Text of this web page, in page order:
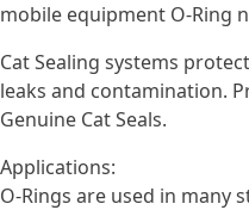
mobile equipment O-Ring
Cat Sealing systems
leaks and contamination.
Genuine Cat Seals.
Applications:
O-Rings are used in many